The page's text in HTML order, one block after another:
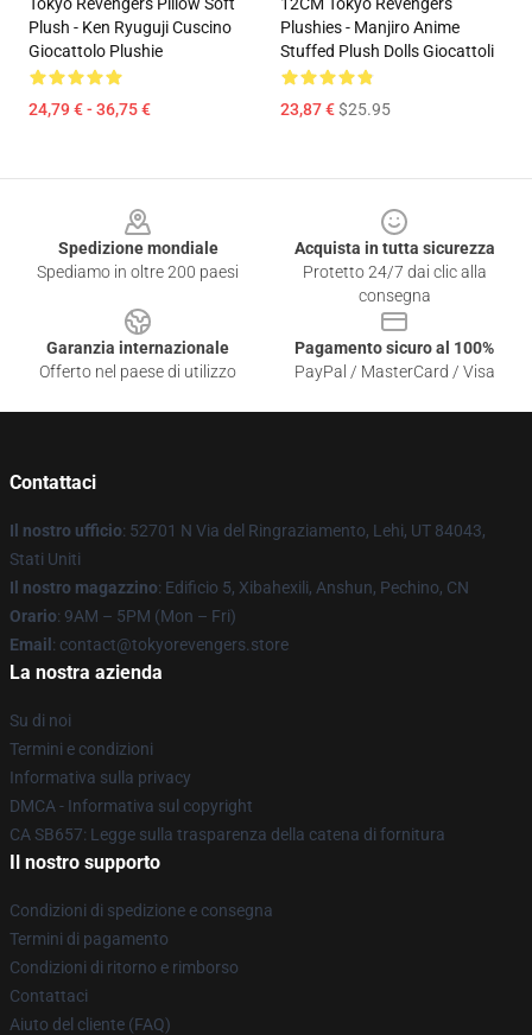
Plush - Ken Ryuguji Cuscino
Giocattolo Plushie
24,79 € - 36,75 €
Plushies - Manjiro Anime
Stuffed Plush Dolls Giocattoli
23,87 €$25.95
Spedizione mondiale
Spediamo in oltre 200 paesi
Acquista in tutta sicurezza
Protetto 24/7 dai clic alla
consegna
Garanzia internazionale
Offerto nel paese di utilizzo
Pagamento sicuro al 100%
PayPal / MasterCard / Visa
Contattaci
Il nostro ufficio: 52701 N Via del Ringraziamento, Lehi, UT 84043,
Stati Uniti
Il nostro magazzino: Edificio 5, Xibahexili, Anshun, Pechino, CN
Orario: 9AM – 5PM (Mon – Fri)
Email : contact@tokyorevengers.store
La nostra azienda
Su di noi
Termini e condizioni
Informativa sulla privacy
DMCA - Informativa sul copyright
CA SB657: Legge sulla trasparenza della catena di fornitura
Il nostro supporto
Condizioni di spedizione e consegna
Termini di pagamento
Condizioni di ritorno e rimborso
Contattaci
Aiuto del cliente (FAQ)